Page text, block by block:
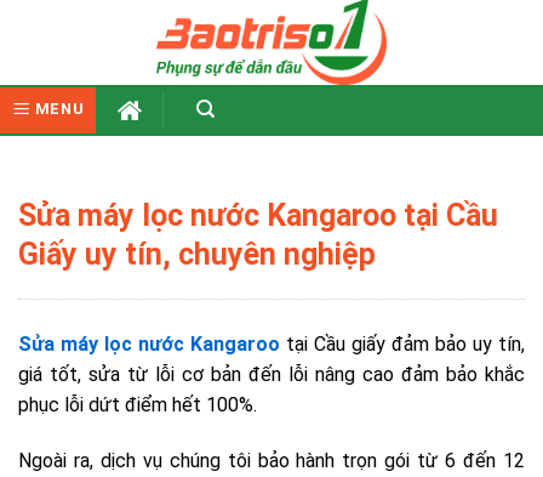
MENU
Sửa máy lọc nước Kangaroo tại Cầu
Giấy uy tín, chuyên nghiệp
Sửa máy lọc nước Kangaroo tại Cầu giấy đảm bảo uy tín,
giá tốt, sửa từ lỗi cơ bản đến lỗi nâng cao đảm bảo khắc
phục lỗi dứt điểm hết 100%.
Ngoài ra, dịch vụ chúng tôi bảo hành trọn gói từ 6 đến 12